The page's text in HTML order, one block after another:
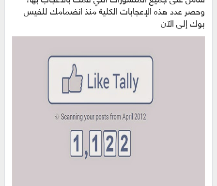
وحصر عدد هذه الإعجابات الكلية منذ انضمامك للفيس
بوك إلى الآن